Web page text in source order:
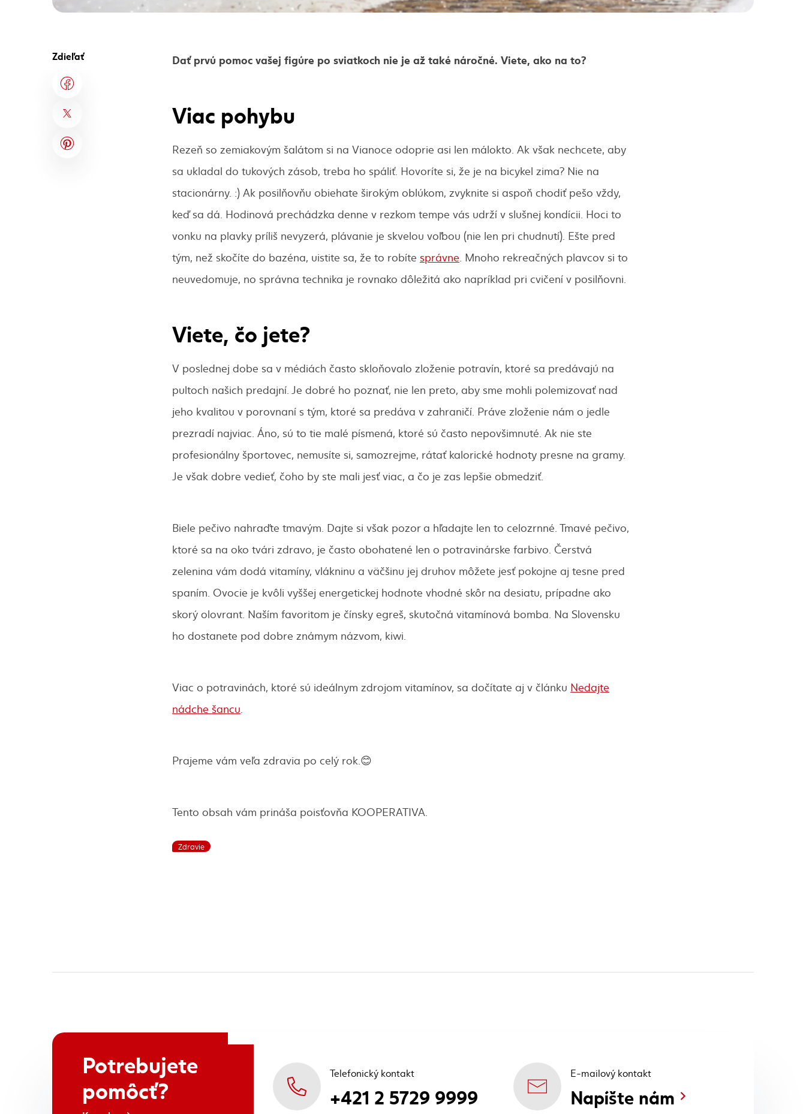
Zdieľať Dať prvú pomoc vašej figúre po sviatkoch nie je až také náročné. Viete, ako na to?
Viac pohybu
Rezeň so zemiakovým šalátom si na Vianoce odoprie asi len málokto. Ak však nechcete, aby
sa ukladal do tukových zásob, treba ho spáliť. Hovoríte si, že je na bicykel zima? Nie na
stacionárny. :) Ak posilňovňu obiehate širokým oblúkom, zvyknite si aspoň chodiť pešo vždy,
keď sa dá. Hodinová prechádzka denne v rezkom tempe vás udrží v slušnej kondícii. Hoci to
vonku na plavky príliš nevyzerá, plávanie je skvelou voľbou (nie len pri chudnutí). Ešte pred
tým, než skočíte do bazéna, uistite sa, že to robíte správne. Mnoho rekreačných plavcov si to
neuvedomuje, no správna technika je rovnako dôležitá ako napríklad pri cvičení v posilňovni.
Viete, čo jete?
V poslednej dobe sa v médiách často skloňovalo zloženie potravín, ktoré sa predávajú na
pultoch našich predajní. Je dobré ho poznať, nie len preto, aby sme mohli polemizovať nad
jeho kvalitou v porovnaní s tým, ktoré sa predáva v zahraničí. Práve zloženie nám o jedle
prezradí najviac. Áno, sú to tie malé písmená, ktoré sú často nepovšimnuté. Ak nie ste
profesionálny športovec, nemusíte si, samozrejme, rátať kalorické hodnoty presne na gramy.
Je však dobre vedieť, čoho by ste mali jesť viac, a čo je zas lepšie obmedziť.
Biele pečivo nahraďte tmavým. Dajte si však pozor a hľadajte len to celozrnné. Tmavé pečivo,
ktoré sa na oko tvári zdravo, je často obohatené len o potravinárske farbivo. Čerstvá
zelenina vám dodá vitamíny, vlákninu a väčšinu jej druhov môžete jesť pokojne aj tesne pred
spaním. Ovocie je kvôli vyššej energetickej hodnote vhodné skôr na desiatu, prípadne ako
skorý olovrant. Naším favoritom je čínsky egreš, skutočná vitamínová bomba. Na Slovensku
ho dostanete pod dobre známym názvom, kiwi.
Viac o potravinách, ktoré sú ideálnym zdrojom vitamínov, sa dočítate aj v článku Nedajte
nádche šancu.
Prajeme vám veľa zdravia po celý rok.😊
Tento obsah vám prináša poisťovňa KOOPERATIVA.
Zdravie
Potrebujete
pomôcť?
Telefonický kontakt
+421 2 5729 9999
E-mailový kontakt
Napíšte nám